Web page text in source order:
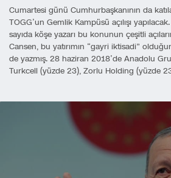
Cumartesi günü Cumhurbaşkanının da
TOGG’un Gemlik Kampüsü açılışı
sayıda köşe yazarı bu konunun çeşitli
Cansen, bu yatırımın “gayri iktisadi”
de yazmış. 28 haziran 2018’de Anadolu
Turkcell (yüzde 23), Zorlu Holding (yüzde